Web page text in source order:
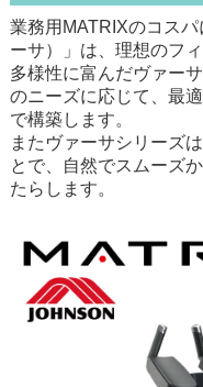
業務用MATRIXのコス
ーサ）」は、理想のフ
多様性に富んだヴァー
のニーズに応じて、最
で構築します。
またヴァーサシリーズ
とで、自然でスムーズ
たらします。